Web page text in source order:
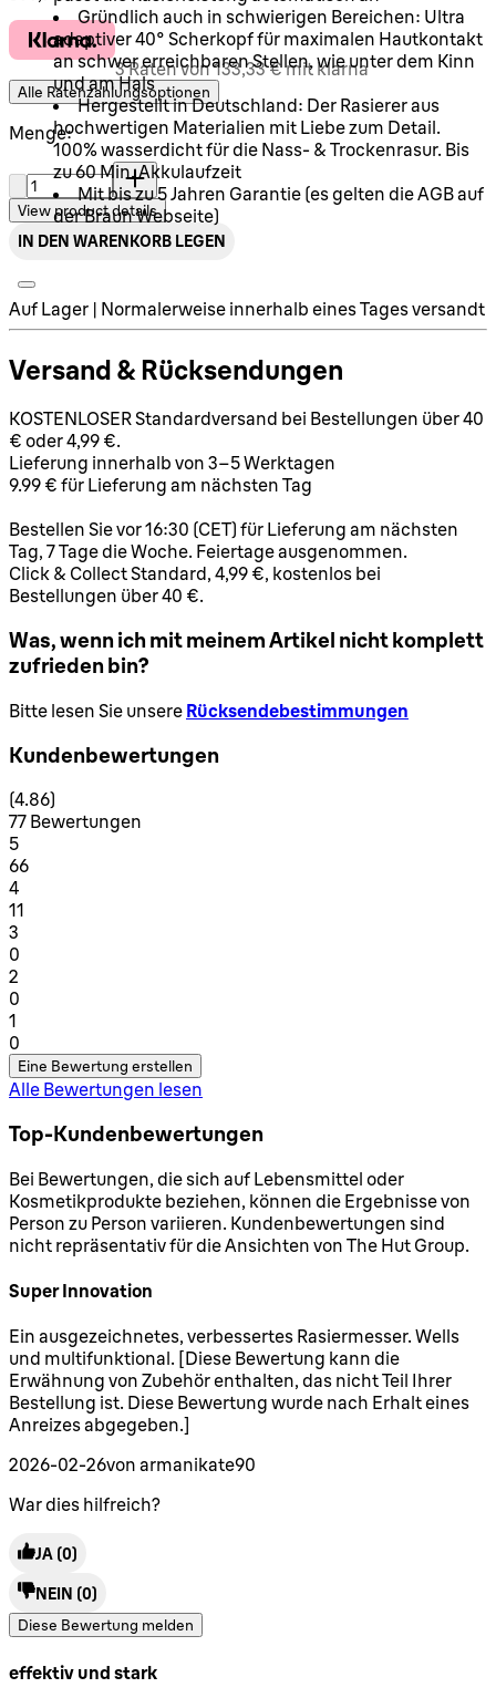
Gründlich auch in schwierigen Bereichen: Ultra
adaptiver 40° Scherkopf für maximalen Hautkontakt
an schwer erreichbaren Stellen, wie unter dem Kinn
und am Hals
Hergestellt in Deutschland: Der Rasierer aus
hochwertigen Materialien mit Liebe zum Detail.
100% wasserdicht für die Nass- & Trockenrasur. Bis
zu 60 Min. Akkulaufzeit
Mit bis zu 5 Jahren Garantie (es gelten die AGB auf
der Braun Webseite)
3 Raten von 133,33 € mit klarna
Alle Ratenzahlungsoptionen
Menge:
Menge:
View product details
IN DEN WARENKORB LEGEN
Auf Lager | Normalerweise innerhalb eines Tages versandt
Versand & Rücksendungen
KOSTENLOSER Standardversand bei Bestellungen über 40
€ oder 4,99 €.
Lieferung innerhalb von 3–5 Werktagen
9.99 € für Lieferung am nächsten Tag
Bestellen Sie vor 16:30 (CET) für Lieferung am nächsten
Tag, 7 Tage die Woche. Feiertage ausgenommen.
Click & Collect Standard, 4,99 €, kostenlos bei
Bestellungen über 40 €.
Was, wenn ich mit meinem Artikel nicht komplett
zufrieden bin?
Bitte lesen Sie unsere Rücksendebestimmungen
Kundenbewertungen
4.86 Sterne von maximal 5
(4.86)
77 Bewertungen
51 Sterne von maximal 1
66
41 Sterne von maximal 1
11
3
0
2
0
1
0
Eine Bewertung erstellen
Alle Bewertungen lesen
Top-Kundenbewertungen
Bei Bewertungen, die sich auf Lebensmittel oder
Kosmetikprodukte beziehen, können die Ergebnisse von
Person zu Person variieren. Kundenbewertungen sind
nicht repräsentativ für die Ansichten von The Hut Group.
Super Innovation
5 Sterne von maximal 5
Ein ausgezeichnetes, verbessertes Rasiermesser. Wells
und multifunktional. [Diese Bewertung kann die
Erwähnung von Zubehör enthalten, das nicht Teil Ihrer
Bestellung ist. Diese Bewertung wurde nach Erhalt eines
Anreizes abgegeben.]
2026-02-26von armanikate90
War dies hilfreich?
JA (0)
NEIN (0)
Diese Bewertung melden
effektiv und stark